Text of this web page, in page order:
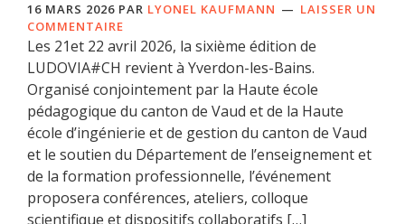
16 MARS 2026 PAR LYONEL KAUFMANN
LAISSER UN
COMMENTAIRE
Les 21et 22 avril 2026, la sixième édition de
LUDOVIA#CH revient à Yverdon-les-Bains.
Organisé conjointement par la Haute école
pédagogique du canton de Vaud et de la Haute
école d’ingénierie et de gestion du canton de Vaud
et le soutien du Département de l’enseignement et
de la formation professionnelle, l’événement
proposera conférences, ateliers, colloque
scientifique et dispositifs collaboratifs […]